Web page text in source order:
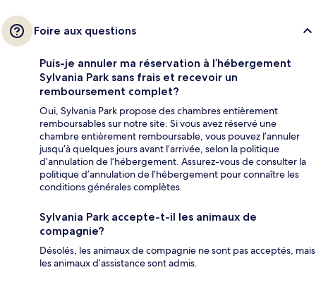
Foire aux questions
Puis-je annuler ma réservation à l’hébergement
Sylvania Park sans frais et recevoir un
remboursement complet?
Oui, Sylvania Park propose des chambres entièrement
remboursables sur notre site. Si vous avez réservé une
chambre entièrement remboursable, vous pouvez l’annuler
jusqu’à quelques jours avant l’arrivée, selon la politique
d’annulation de l’hébergement. Assurez-vous de consulter la
politique d’annulation de l’hébergement pour connaître les
conditions générales complètes.
Sylvania Park accepte-t-il les animaux de
compagnie?
Désolés, les animaux de compagnie ne sont pas acceptés, mais
les animaux d’assistance sont admis.